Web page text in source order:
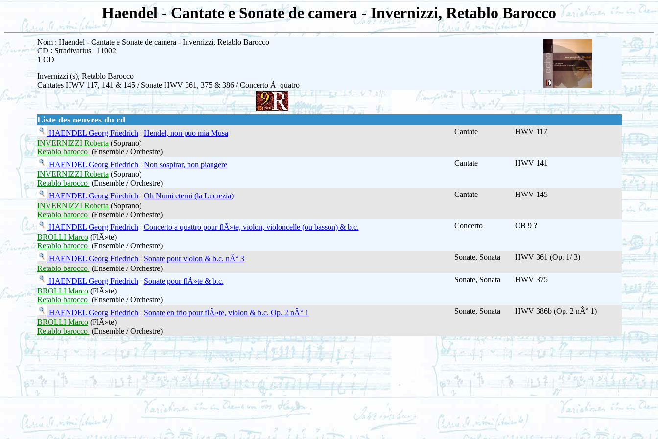
Haendel - Cantate e Sonate de camera - Invernizzi, Retablo Barocco
Nom : Haendel - Cantate e Sonate de camera - Invernizzi, Retablo Barocco
CD : Stradivarius 11002
1 CD
Invernizzi (s), Retablo Barocco
Cantates HWV 117, 141 & 145 / Sonate HWV 361, 375 & 386 / Concerto Ã quatro
Liste des oeuvres du cd
HAENDEL Georg Friedrich: Hendel, non puo mia Musa Cantate
HWV 117
INVERNIZZI Roberta(Soprano)
Retablo barocco (Ensemble / Orchestre)
HAENDEL Georg Friedrich: Non sospirar, non piangere Cantate
HWV 141
INVERNIZZI Roberta(Soprano)
Retablo barocco (Ensemble / Orchestre)
HAENDEL Georg Friedrich: Oh Numi eterni (la Lucrezia) Cantate
HWV 145
INVERNIZZI Roberta(Soprano)
Retablo barocco (Ensemble / Orchestre)
HAENDEL Georg Friedrich: Concerto a quattro pour flÃ»te, violon, violoncelle (ou basson) & b.c. Concerto
CB 9 ?
BROLLI Marco(FlÃ»te)
Retablo barocco (Ensemble / Orchestre)
HAENDEL Georg Friedrich: Sonate pour violon & b.c. nÂ° 3 Sonate, Sonata
HWV 361 (Op. 1/ 3)
Retablo barocco (Ensemble / Orchestre)
HAENDEL Georg Friedrich: Sonate pour flÃ»te & b.c. Sonate, Sonata
HWV 375
BROLLI Marco(FlÃ»te)
Retablo barocco (Ensemble / Orchestre)
HAENDEL Georg Friedrich: Sonate en trio pour flÃ»te, violon & b.c. Op. 2 nÂ° 1 Sonate, Sonata
HWV 386b (Op. 2 nÂ° 1)
BROLLI Marco(FlÃ»te)
Retablo barocco (Ensemble / Orchestre)